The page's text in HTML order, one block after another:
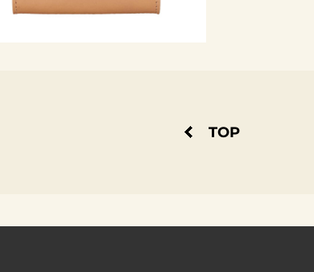
TOP